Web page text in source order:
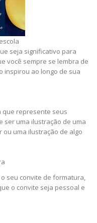
seja significativo para
você sempre se lembra de
inspirou ao longo de sua
que represente seus
ser uma ilustração de uma
uma ilustração de algo
seu convite de formatura,
o convite seja pessoal e